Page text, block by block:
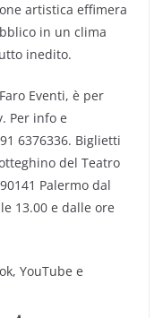
artistica effimera
in un clima
inedito.
Eventi, è per
Per info e
6376336. Biglietti
del Teatro
Palermo dal
13.00 e dalle ore
YouTube e